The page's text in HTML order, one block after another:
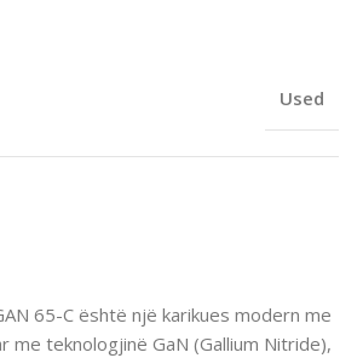
65-C është një karikues modern me
me teknologjinë GaN (Gallium Nitride),
Used